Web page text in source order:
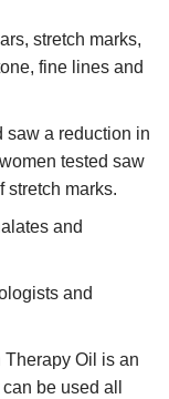
stretch marks,
fine lines and
saw a reduction in
tested saw
stretch marks.
and
and
Therapy Oil is an
be used all